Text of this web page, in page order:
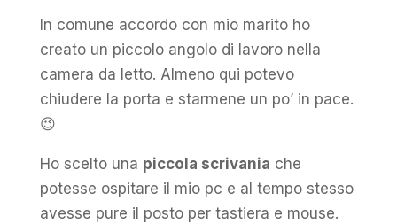
In comune accordo con mio marito ho
creato un piccolo angolo di lavoro nella
camera da letto. Almeno qui potevo
chiudere la porta e starmene un po’ in pace.
😉
Ho scelto una piccola scrivania che
potesse ospitare il mio pc e al tempo stesso
avesse pure il posto per tastiera e mouse.